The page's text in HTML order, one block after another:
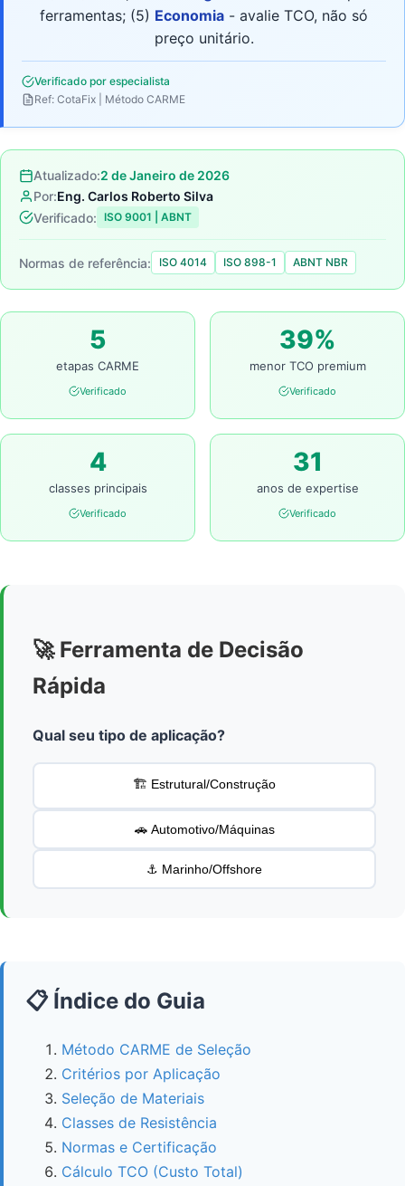
ferramentas; (5) Economia - avalie TCO, não só
preço unitário.
Verificado por especialista
Ref: CotaFix | Método CARME
Atualizado:2 de Janeiro de 2026
Por:Eng. Carlos Roberto Silva
Verificado: ISO 9001 | ABNT
Normas de referência: ISO 4014 ISO 898-1 ABNT NBR
5
etapas CARME
Verificado
39%
menor TCO premium
Verificado
4
classes principais
Verificado
31
anos de expertise
Verificado
🚀 Ferramenta de Decisão
Rápida
Qual seu tipo de aplicação?
🏗️ Estrutural/Construção
🚗 Automotivo/Máquinas
⚓ Marinho/Offshore
📋 Índice do Guia
Método CARME de Seleção
Critérios por Aplicação
Seleção de Materiais
Classes de Resistência
Normas e Certificação
Cálculo TCO (Custo Total)